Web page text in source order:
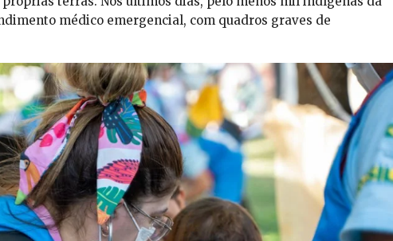
médico emergencial, com quadros graves de